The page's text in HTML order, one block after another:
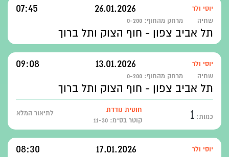
יוסי ולר 26.01.2026
07:45
שחיה מרחק מהחוף: 0-200
תל אביב צפון - חוף הצוק ותל ברוך
יוסי ולר 13.01.2026
09:08
שחיה מרחק מהחוף: 0-200
תל אביב צפון - חוף הצוק ותל ברוך
כמות: 1
חוטית נודדת
קוטר בס״מ: 11-30
לתיאור המלא
יוסי ולר 17.01.2026
08:30